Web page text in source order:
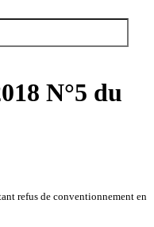
N°5 du
refus de conventionnement en